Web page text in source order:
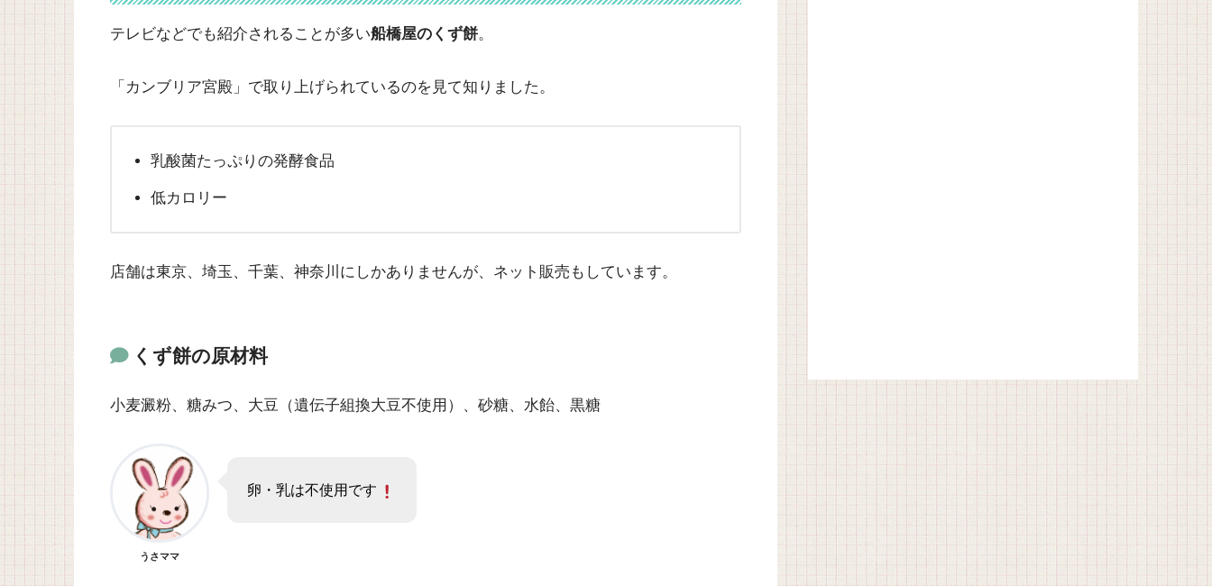
テレビなどでも紹介されることが多い船橋屋のくず餅。
「カンブリア宮殿」で取り上げられているのを見て知りました。
乳酸菌たっぷりの発酵食品
低カロリー
店舗は東京、埼玉、千葉、神奈川にしかありませんが、ネット販売もしています。
くず餅の原材料
小麦澱粉、糖みつ、大豆（遺伝子組換大豆不使用）、砂糖、水飴、黒糖
うさママ
卵・乳は不使用です